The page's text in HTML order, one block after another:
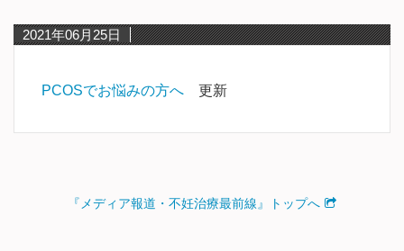
2021年06月25日
PCOSでお悩みの方へ 更新
『メディア報道・不妊治療最前線』トップへ